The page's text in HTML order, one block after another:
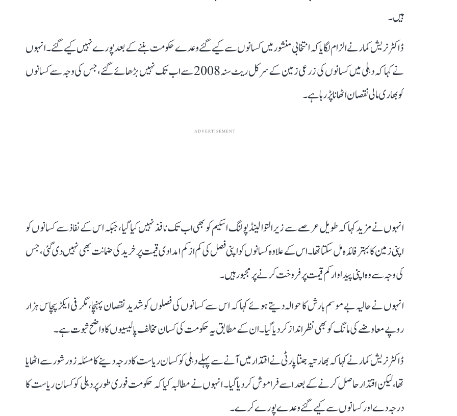
ہیں۔
ڈاکٹر نریش کمار نے الزام لگایا کہ انتخابی منشور میں کسانوں سے کیے گئے وعدے حکومت بننے کے بعد پورے نہیں کیے گئے۔ انہوں
نے کہا کہ دہلی میں کسانوں کی زرعی زمین کے سرکل ریٹ سنہ 2008 سے اب تک نہیں بڑھائے گئے، جس کی وجہ سے کسانوں
کو بھاری مالی نقصان اٹھانا پڑ رہا ہے۔
ADVERTISEMENT
انہوں نے مزید کہا کہ طویل عرصے سے زیر التوا لینڈ پولنگ اسکیم کو بھی اب تک نافذ نہیں کیا گیا، جبکہ اس کے نفاذ سے کسانوں کو
اپنی زمین کا بہتر فائدہ مل سکتا تھا۔ اس کے علاوہ کسانوں کو اپنی فصل کی کم از کم امدادی قیمت پر خرید کی ضمانت بھی نہیں دی گئی، جس
کی وجہ سے وہ اپنی پیداوار کم قیمت پر فروخت کرنے پر مجبور ہیں۔
انہوں نے حالیہ بے موسم بارش کا حوالہ دیتے ہوئے کہا کہ اس سے کسانوں کی فصلوں کو شدید نقصان پہنچا، مگر فی ایکڑ پچاس ہزار
روپے معاوضے کی مانگ کو بھی نظر انداز کر دیا گیا۔ ان کے مطابق یہ حکومت کی کسان مخالف پالیسیوں کا واضح ثبوت ہے۔
ڈاکٹر نریش کمار نے کہا کہ بھارتیہ جنتا پارٹی نے اقتدار میں آنے سے پہلے دہلی کو کسان ریاست کا درجہ دینے کا مسئلہ زور شور سے اٹھایا
تھا، لیکن اقتدار حاصل کرنے کے بعد اسے فراموش کر دیا گیا۔ انہوں نے مطالبہ کیا کہ حکومت فوری طور پر دہلی کو کسان ریاست کا
درجہ دے اور کسانوں سے کیے گئے وعدے پورے کرے۔